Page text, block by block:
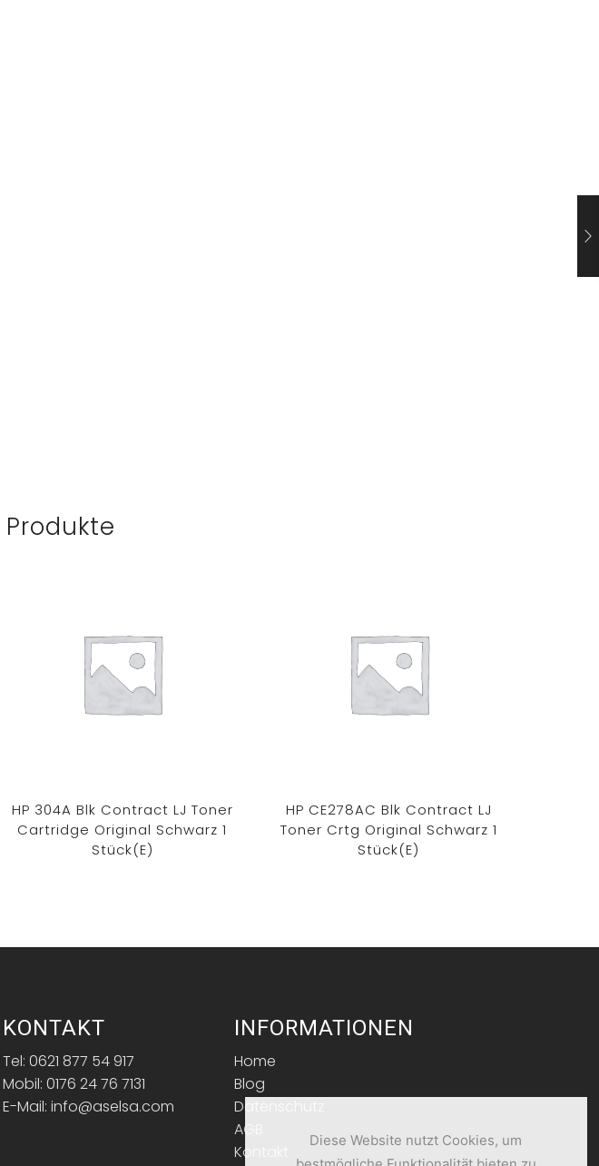
HP 304A Blk Contract LJ Toner
Cartridge Original Schwarz 1
Stück(e)
HP CE278AC Blk Contract LJ
Toner Crtg Original Schwarz 1
Stück(e)
KONTAKT
Tel: 0621 877 54 917
Mobil: 0176 24 76 7131
E-Mail: info@aselsa.com
INFORMATIONEN
Home
Blog
Datenschutz
AGB
Kontakt
Diese Website nutzt Cookies, um